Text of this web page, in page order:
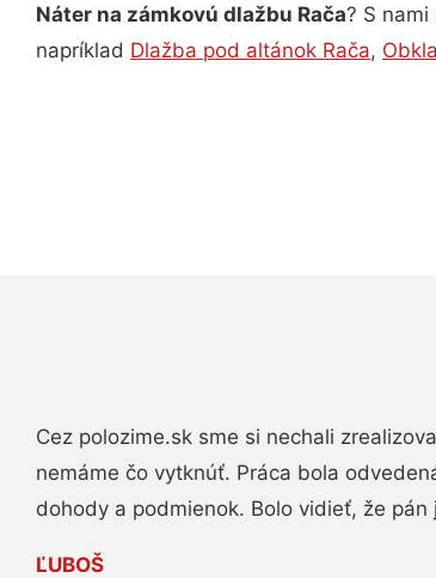
Náter na zámkovú dlažbu Rača? S
napríklad Dlažba pod altánok Rača,
Cez polozime.sk sme si nechali
nemáme čo vytknúť. Práca bola
dohody a podmienok. Bolo vidieť, že pán
ĽUBOŠ